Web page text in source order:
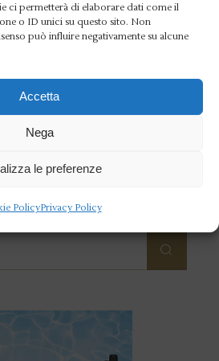
ci permetterà di elaborare dati come il
o ID unici su questo sito. Non
può influire negativamente su alcune
Accetta
Nega
le preferenze
PolicyPrivacy Policy